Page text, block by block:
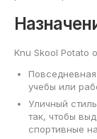
Knu Skool Potato
учебы или
Уличный
так, чтобы
спортивные